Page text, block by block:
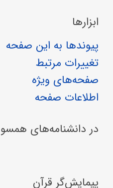
ابزارها
پیوندها به این صفحه
تغییرات مرتبط
صفحه‌های ویژه
اطلاعات صفحه
در دانشنامه‌های همسو
پیمایش‌گر قرآن